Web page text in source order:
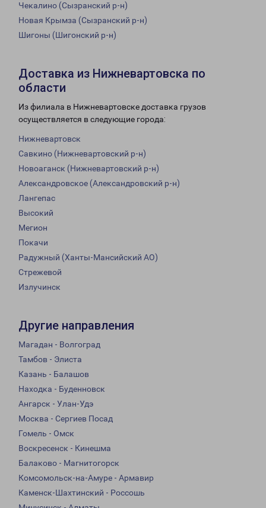
Чекалино (Сызранский р-н)
Новая Крымза (Сызранский р-н)
Шигоны (Шигонский р-н)
Доставка из Нижневартовска по
области
Из филиала в Нижневартовске доставка грузов
осуществляется в следующие города:
Нижневартовск
Савкино (Нижневартовский р-н)
Новоаганск (Нижневартовский р-н)
Александровское (Александровский р-н)
Лангепас
Высокий
Мегион
Покачи
Радужный (Ханты-Мансийский АО)
Стрежевой
Излучинск
Другие направления
Магадан - Волгоград
Тамбов - Элиста
Казань - Балашов
Находка - Буденновск
Ангарск - Улан-Удэ
Москва - Сергиев Посад
Гомель - Омск
Воскресенск - Кинешма
Балаково - Магнитогорск
Комсомольск-на-Амуре - Армавир
Каменск-Шахтинский - Россошь